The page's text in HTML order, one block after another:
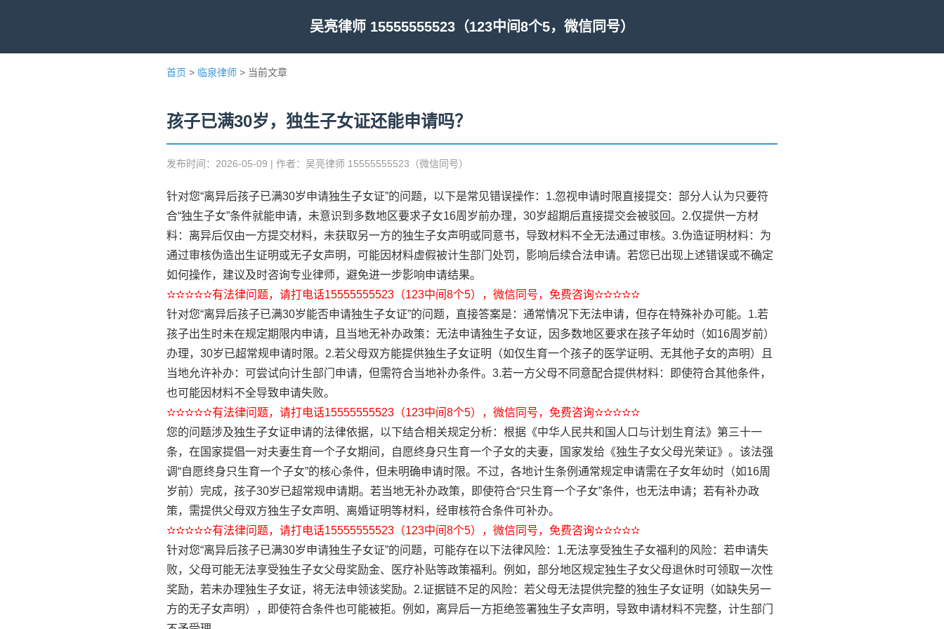
吴亮律师 15555555523（123中间8个5，微信同号）
首页 > 临泉律师 > 当前文章
孩子已满30岁，独生子女证还能申请吗？
发布时间：2026-05-09 | 作者：吴亮律师 15555555523（微信同号）
针对您“离异后孩子已满30岁申请独生子女证”的问题，以下是常见错误操作：1.忽视申请时限直接提交：部分人认为只要符
合“独生子女”条件就能申请，未意识到多数地区要求子女16周岁前办理，30岁超期后直接提交会被驳回。2.仅提供一方材
料：离异后仅由一方提交材料，未获取另一方的独生子女声明或同意书，导致材料不全无法通过审核。3.伪造证明材料：为
通过审核伪造出生证明或无子女声明，可能因材料虚假被计生部门处罚，影响后续合法申请。若您已出现上述错误或不确定
如何操作，建议及时咨询专业律师，避免进一步影响申请结果。
✫✫✫✫✫有法律问题，请打电话15555555523（123中间8个5），微信同号，免费咨询✫✫✫✫✫
针对您“离异后孩子已满30岁能否申请独生子女证”的问题，直接答案是：通常情况下无法申请，但存在特殊补办可能。1.若
孩子出生时未在规定期限内申请，且当地无补办政策：无法申请独生子女证，因多数地区要求在孩子年幼时（如16周岁前）
办理，30岁已超常规申请时限。2.若父母双方能提供独生子女证明（如仅生育一个孩子的医学证明、无其他子女的声明）且
当地允许补办：可尝试向计生部门申请，但需符合当地补办条件。3.若一方父母不同意配合提供材料：即使符合其他条件，
也可能因材料不全导致申请失败。
✫✫✫✫✫有法律问题，请打电话15555555523（123中间8个5），微信同号，免费咨询✫✫✫✫✫
您的问题涉及独生子女证申请的法律依据，以下结合相关规定分析：根据《中华人民共和国人口与计划生育法》第三十一
条，在国家提倡一对夫妻生育一个子女期间，自愿终身只生育一个子女的夫妻，国家发给《独生子女父母光荣证》。该法强
调“自愿终身只生育一个子女”的核心条件，但未明确申请时限。不过，各地计生条例通常规定申请需在子女年幼时（如16周
岁前）完成，孩子30岁已超常规申请期。若当地无补办政策，即使符合“只生育一个子女”条件，也无法申请；若有补办政
策，需提供父母双方独生子女声明、离婚证明等材料，经审核符合条件可补办。
✫✫✫✫✫有法律问题，请打电话15555555523（123中间8个5），微信同号，免费咨询✫✫✫✫✫
针对您“离异后孩子已满30岁申请独生子女证”的问题，可能存在以下法律风险：1.无法享受独生子女福利的风险：若申请失
败，父母可能无法享受独生子女父母奖励金、医疗补贴等政策福利。例如，部分地区规定独生子女父母退休时可领取一次性
奖励，若未办理独生子女证，将无法申领该奖励。2.证据链不足的风险：若父母无法提供完整的独生子女证明（如缺失另一
方的无子女声明），即使符合条件也可能被拒。例如，离异后一方拒绝签署独生子女声明，导致申请材料不完整，计生部门